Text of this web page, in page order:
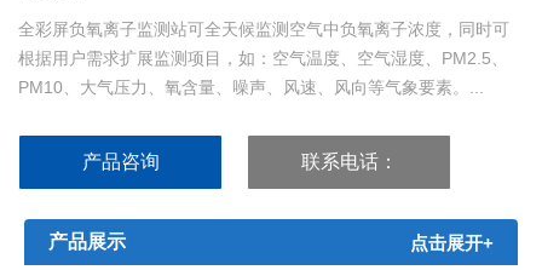
全彩屏负氧离子监测站可全天候监测空气中负氧离子浓度，同时可
根据用户需求扩展监测项目，如：空气温度、空气湿度、PM2.5、
PM10、大气压力、氧含量、噪声、风速、风向等气象要素。...
产品咨询 联系电话：
15666886209
产品展示
点击展开+